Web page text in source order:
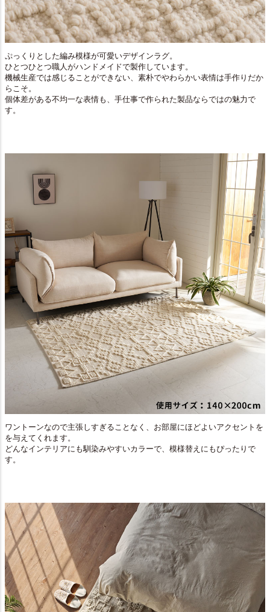
ぷっくりとした編み模様が可愛いデザインラグ。
ひとつひとつ職人がハンドメイドで製作しています。
機械生産では感じることができない、素朴でやわらかい表情は手作りだか
らこそ。
個体差がある不均一な表情も、手仕事で作られた製品ならではの魅力で
す。
ワントーンなので主張しすぎることなく、お部屋にほどよいアクセントを
を与えてくれます。
どんなインテリアにも馴染みやすいカラーで、模様替えにもぴったりで
す。